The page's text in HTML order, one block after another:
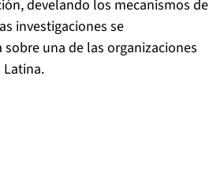
develando los mecanismos de
investigaciones se
una de las organizaciones
Latina.